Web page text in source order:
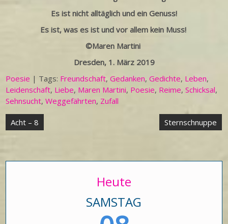
Es ist nicht alltäglich und ein Genuss!
Es ist, was es ist und vor allem kein Muss!
©Maren Martini
Dresden, 1. März 2019
Poesie | Tags: Freundschaft,Gedanken,Gedichte, Leben,
Leidenschaft, Liebe, Maren Martini, Poesie, Reime,Schicksal,
Sehnsucht,Weggefährten, Zufall
Beitragsnavigation
Acht – 8 Sternschnuppe
Heute
SAMSTAG